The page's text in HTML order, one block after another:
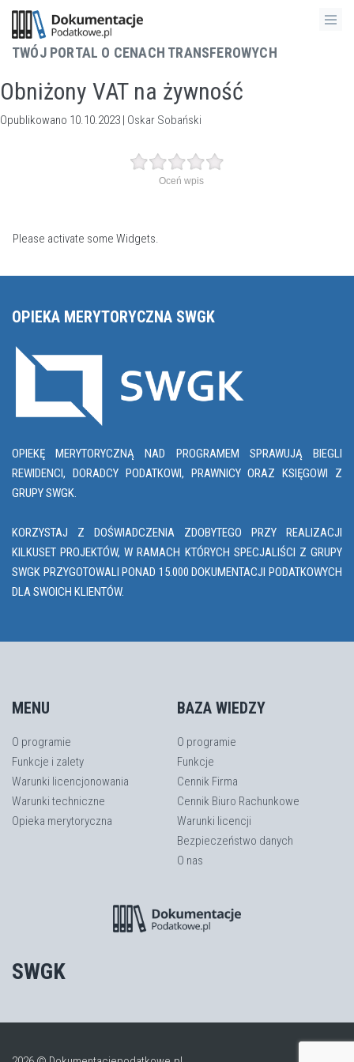
TWÓJ PORTAL O CENACH TRANSFEROWYCH
Obniżony VAT na żywność
Opublikowano 10.10.2023 | Oskar Sobański
Oceń wpis
Please activate some Widgets.
OPIEKA MERYTORYCZNA SWGK
OPIEKĘ MERYTORYCZNĄ NAD PROGRAMEM SPRAWUJĄ BIEGLI
REWIDENCI, DORADCY PODATKOWI, PRAWNICY ORAZ KSIĘGOWI Z
GRUPY SWGK.
KORZYSTAJ Z DOŚWIADCZENIA ZDOBYTEGO PRZY REALIZACJI
KILKUSET PROJEKTÓW, W RAMACH KTÓRYCH SPECJALIŚCI Z GRUPY
SWGK PRZYGOTOWALI PONAD 15.000 DOKUMENTACJI PODATKOWYCH
DLA SWOICH KLIENTÓW.
MENU
O programie
Funkcje i zalety
Warunki licencjonowania
Warunki techniczne
Opieka merytoryczna
BAZA WIEDZY
O programie
Funkcje
Cennik Firma
Cennik Biuro Rachunkowe
Warunki licencji
Bezpieczeństwo danych
O nas
SWGK